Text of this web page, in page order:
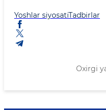
Yoshlar siyosatiTadbirlar
Oxirgi